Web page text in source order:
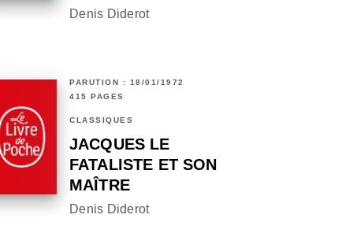
Denis Diderot
PARUTION : 18/01/1972
415 PAGES
CLASSIQUES
JACQUES LE
FATALISTE ET SON
MAÎTRE
Denis Diderot